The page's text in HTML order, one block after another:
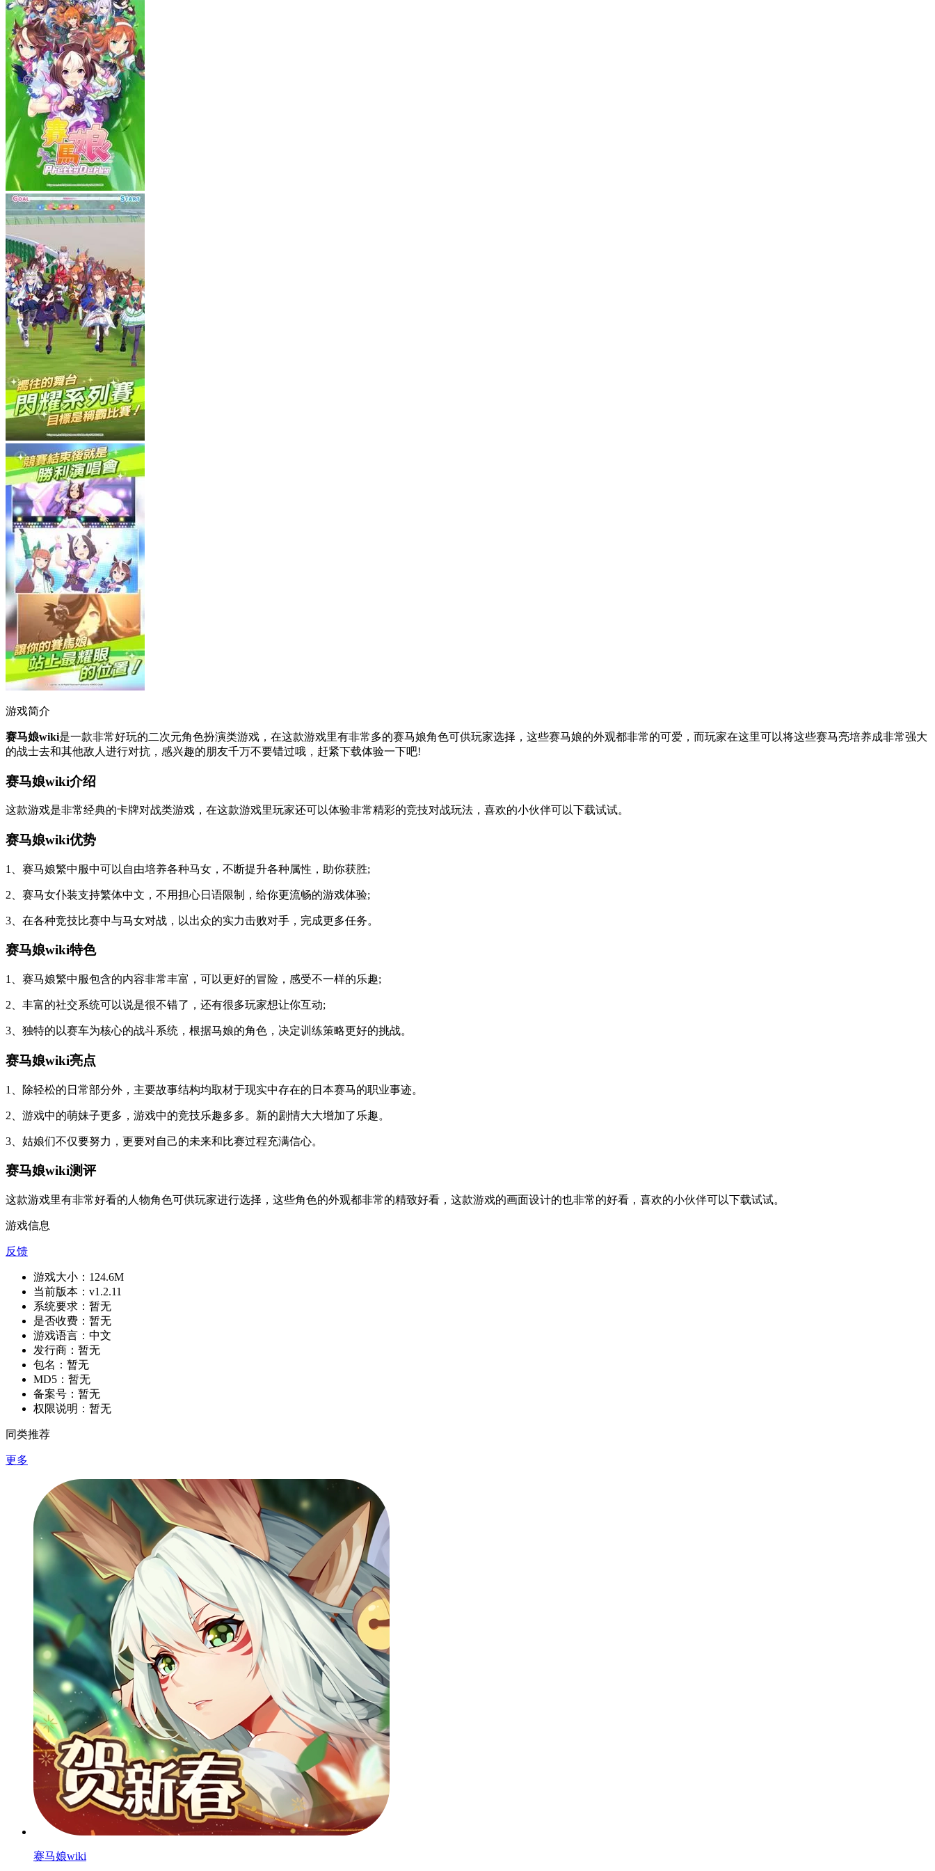
游戏简介
赛马娘wiki是一款非常好玩的二次元角色扮演类游戏，在这款游戏里有非常多的赛马娘角色可供玩家选择，这些赛马娘的外观都非常的可爱，而玩家在这里可以将这些赛马亮培养成非常强大
的战士去和其他敌人进行对抗，感兴趣的朋友千万不要错过哦，赶紧下载体验一下吧!
赛马娘wiki介绍
这款游戏是非常经典的卡牌对战类游戏，在这款游戏里玩家还可以体验非常精彩的竞技对战玩法，喜欢的小伙伴可以下载试试。
赛马娘wiki优势
1、赛马娘繁中服中可以自由培养各种马女，不断提升各种属性，助你获胜;
2、赛马女仆装支持繁体中文，不用担心日语限制，给你更流畅的游戏体验;
3、在各种竞技比赛中与马女对战，以出众的实力击败对手，完成更多任务。
赛马娘wiki特色
1、赛马娘繁中服包含的内容非常丰富，可以更好的冒险，感受不一样的乐趣;
2、丰富的社交系统可以说是很不错了，还有很多玩家想让你互动;
3、独特的以赛车为核心的战斗系统，根据马娘的角色，决定训练策略更好的挑战。
赛马娘wiki亮点
1、除轻松的日常部分外，主要故事结构均取材于现实中存在的日本赛马的职业事迹。
2、游戏中的萌妹子更多，游戏中的竞技乐趣多多。新的剧情大大增加了乐趣。
3、姑娘们不仅要努力，更要对自己的未来和比赛过程充满信心。
赛马娘wiki测评
这款游戏里有非常好看的人物角色可供玩家进行选择，这些角色的外观都非常的精致好看，这款游戏的画面设计的也非常的好看，喜欢的小伙伴可以下载试试。
游戏信息
反馈
游戏大小： 124.6M
当前版本： v1.2.11
系统要求： 暂无
是否收费： 暂无
游戏语言： 中文
发行商： 暂无
包名： 暂无
MD5： 暂无
备案号： 暂无
权限说明： 暂无
同类推荐
更多
赛马娘wiki